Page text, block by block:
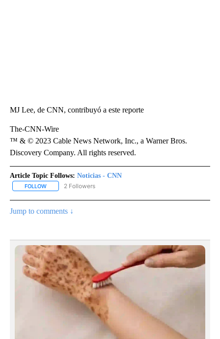
MJ Lee, de CNN, contribuyó a este reporte
The-CNN-Wire
™ & © 2023 Cable News Network, Inc., a Warner Bros.
Discovery Company. All rights reserved.
Article Topic Follows: Noticias - CNN
FOLLOW FOLLOW "NOTICIAS - CNN" TO RECEIVE NOTIFICATIONS ABOUT
2 Followers
Jump to comments ↓